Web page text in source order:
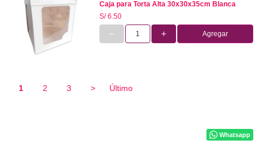
Caja para Torta Alta 30x30x35cm Blanca
S/ 6.50
Agregar
1 2 3 > Último
Whatsapp